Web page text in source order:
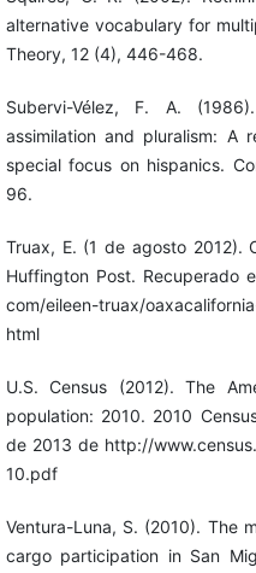
alternative vocabulary for
Theory, 12 (4), 446-468.
Subervi-Vélez, F. A.
assimilation and pluralism: A
special focus on hispanics.
96.
Truax, E. (1 de agosto 2012).
Huffington Post. Recuperado
com/eileen-truax/
html
U.S. Census (2012). The
population: 2010. 2010
de 2013 de http://
10.pdf
Ventura-Luna, S. (2010). The
cargo participation in San